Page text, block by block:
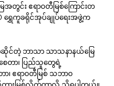
တွင်း ဧရာဝတီမြစ်ကြောင်းတ
ရွှေကူခရိုင်အုပ်ချုပ်ရေးအဖွဲ့က
ဆိုင်တဲ့ ဘာသာ သာသနာနယ်မြေ
တာ၊ ပြည်သူတွေရဲ့
ာ၊ ဧရာဝတီမြစ် သဘာဝ